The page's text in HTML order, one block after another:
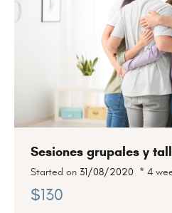
Sesiones grupales y
Started on 31/08/2020 4
$130